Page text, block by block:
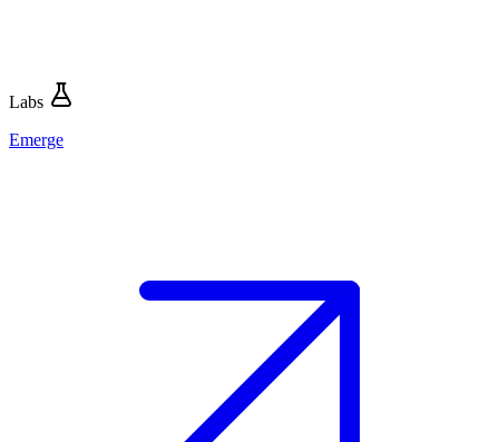
Labs
Emerge